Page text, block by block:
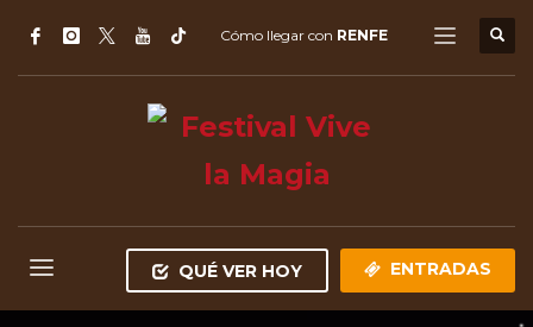
Cómo llegar con RENFE
QUÉ VER HOY ENTRADAS